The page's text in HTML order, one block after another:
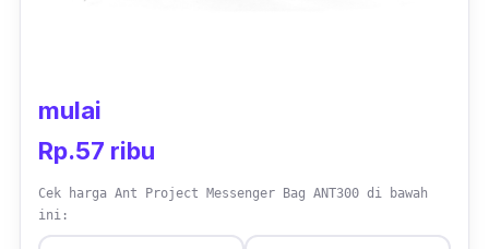
Dengan ukuran 47 x 30 cm, tas ransel kerja
yang kuat dan tidak mudah sobek. Bagian
samping kanan dan kiri tas ini juga dilengkapi
mulai
Rp.57 ribu
Cek harga Ant Project Messenger Bag ANT300 di bawah
ini: